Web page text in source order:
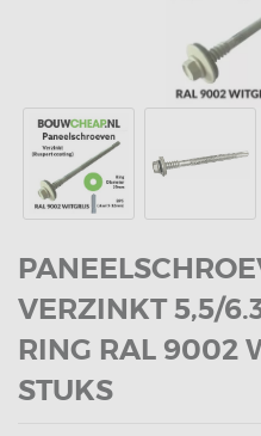
VERZINKT 5,5/
RING RAL 9002
STUKS